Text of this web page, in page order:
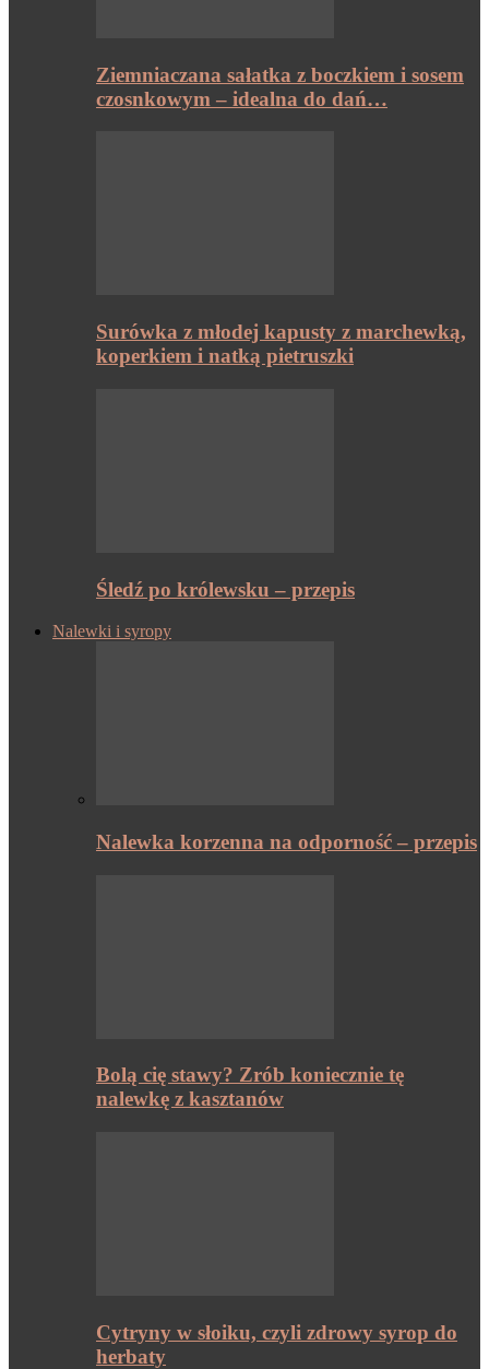
Ziemniaczana sałatka z boczkiem i sosem
czosnkowym – idealna do dań…
Surówka z młodej kapusty z marchewką,
koperkiem i natką pietruszki
Śledź po królewsku – przepis
Nalewki i syropy
Nalewka korzenna na odporność – przepis
Bolą cię stawy? Zrób koniecznie tę
nalewkę z kasztanów
Cytryny w słoiku, czyli zdrowy syrop do
herbaty